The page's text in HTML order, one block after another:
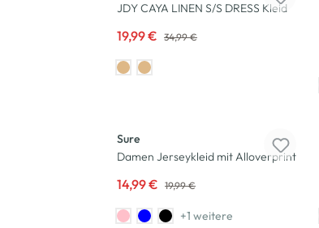
JDY CAYA LINEN S/S DRESS Kleid
19,99 € 34,99 €
Sure
Damen Jerseykleid mit Alloverprint
14,99 € 19,99 €
+1 weitere